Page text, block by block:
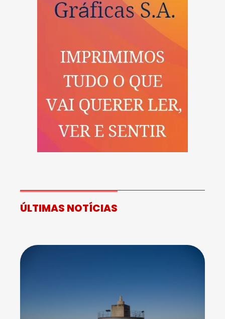
ÚLTIMAS NOTÍCIAS